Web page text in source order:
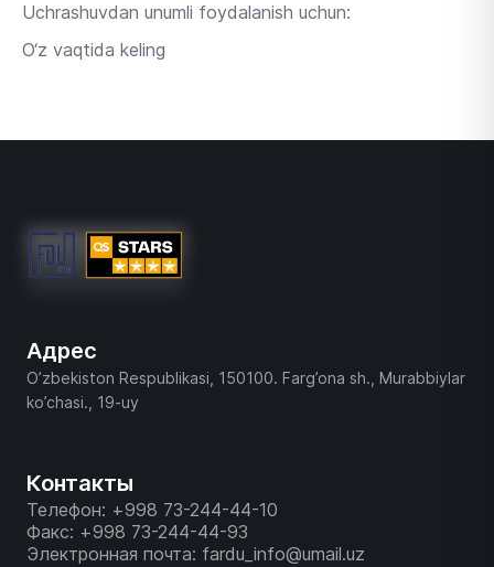
Uchrashuvdan unumli foydalanish uchun:
O‘z vaqtida keling
Адрес
O’zbekiston Respublikasi, 150100. Farg’ona sh., Murabbiylar
ko’chasi., 19-uy
Контакты
Телефон: +998 73-244-44-10
Факс: +998 73-244-44-93
Электронная почта: fardu_info@umail.uz